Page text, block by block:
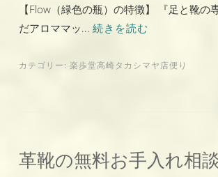
【Flow（緑色の瓶）の特徴】 『足と靴の
だアロママッ... 続きを読む
カテゴリー: 楽歩堂高崎タカシマヤ店便り
革靴の無料お手入れ相